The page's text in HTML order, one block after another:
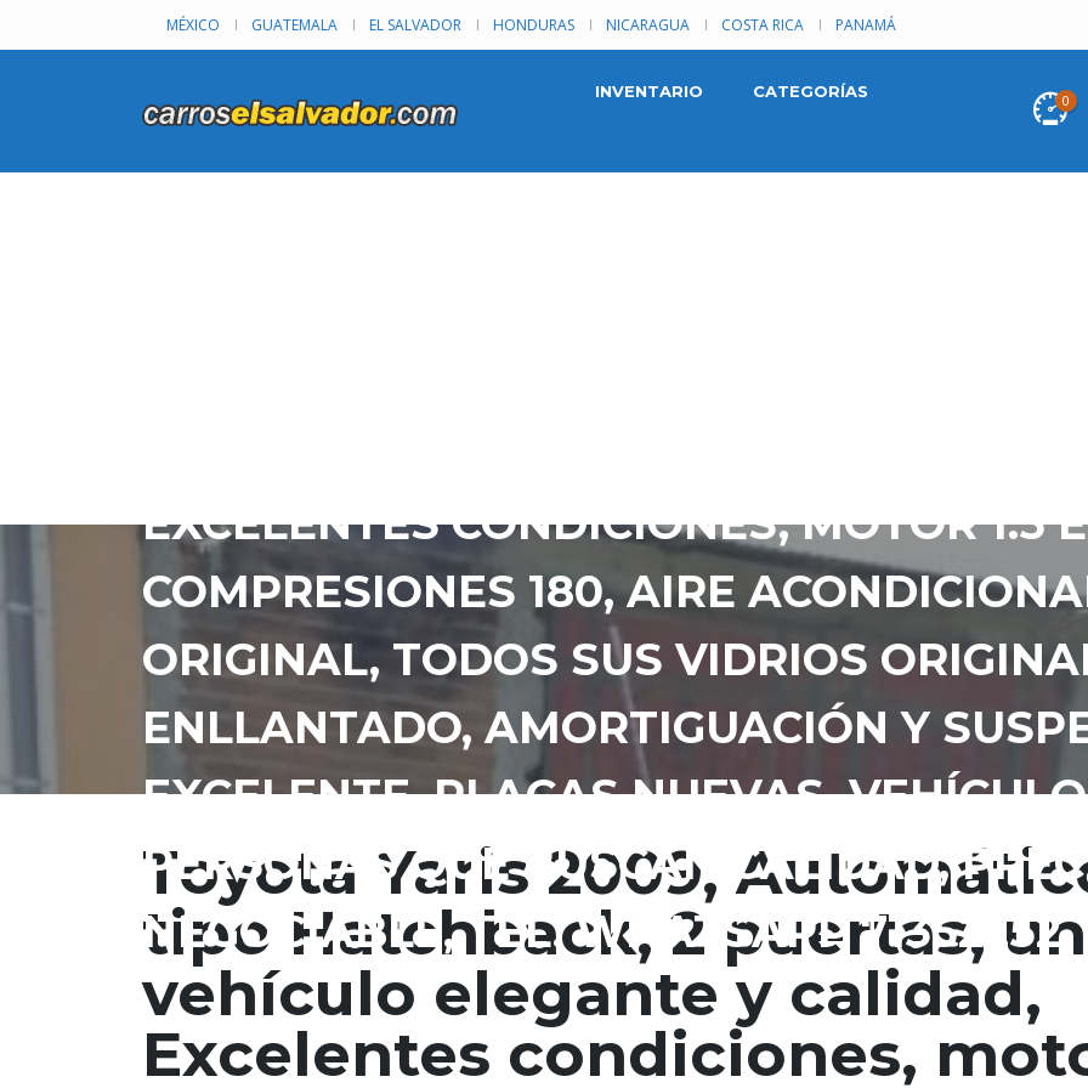
MÉXICO GUATEMALA EL SALVADOR HONDURAS NICARAGUA COSTA RICA PANAMÁ
0
INVENTARIO CATEGORÍAS
EXCELENTES CONDICIONES, MOTOR 1.5
COMPRESIONES 180, AIRE
ORIGINAL, TODOS SUS VIDRIOS
ENLLANTADO, AMORTIGUACIÓN Y
EXCELENTE, PLACAS NUEVAS,
PERSONAS QUE BUSCAN CALIDAD,
NEGOCIABLE, TEL. WHATSAPP 71352252
Toyota Yaris 2009,
tipo Hatchback, 2 puertas, un
vehículo elegante y calidad,
Excelentes condiciones,